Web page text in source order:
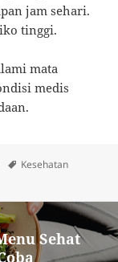
jam sehari.
tinggi.
mata
medis
Tag
Kesehatan
Sehat